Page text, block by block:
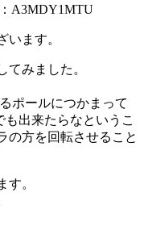
A3MDY1MTU
ます。
みました。
ポールにつかまって
出来たらなというこ
の方を回転させること
。